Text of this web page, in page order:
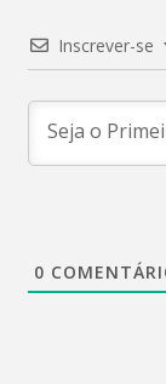
Inscrever-se
0